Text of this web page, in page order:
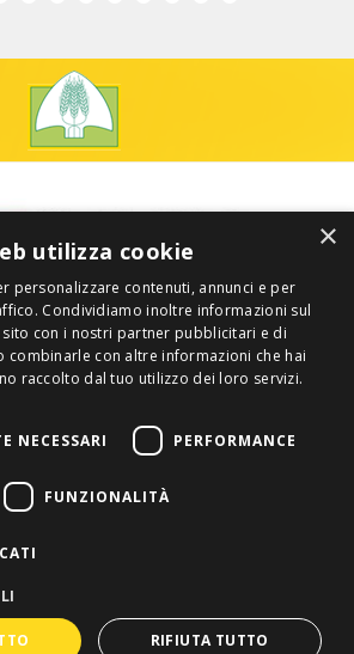
Tutti i diritti riservati. -Privacy
×
utilizza cookie
personalizzare contenuti, annunci e per
Condividiamo inoltre informazioni sul
con i nostri partner pubblicitari e di
combinarle con altre informazioni che hai
raccolto dal tuo utilizzo dei loro servizi.
NECESSARI
PERFORMANCE
FUNZIONALITÀ
RIFIUTA TUTTO